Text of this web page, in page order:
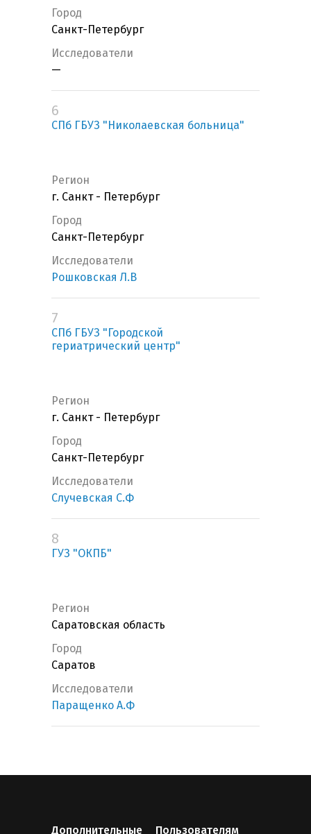
Город
Санкт-Петербург
Исследователи
—
6
СПб ГБУЗ "Николаевская больница"
Регион
г. Санкт - Петербург
Город
Санкт-Петербург
Исследователи
Рошковская Л.В
7
СПб ГБУЗ "Городской
гериатрический центр"
Регион
г. Санкт - Петербург
Город
Санкт-Петербург
Исследователи
Случевская С.Ф
8
ГУЗ "ОКПБ"
Регион
Саратовская область
Город
Саратов
Исследователи
Паращенко А.Ф
Дополнительные
Пользователям